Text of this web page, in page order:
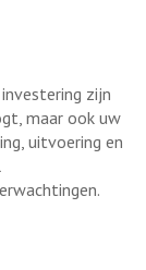
zijn
maar ook uw
uitvoering en